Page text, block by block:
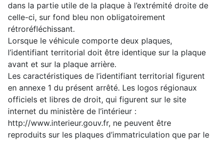
dans la partie utile de la plaque à l’extrémité droite de
celle-ci, sur fond bleu non obligatoirement
rétroréfléchissant.
Lorsque le véhicule comporte deux plaques,
l’identifiant territorial doit être identique sur la plaque
avant et sur la plaque arrière.
Les caractéristiques de l’identifiant territorial figurent
en annexe 1 du présent arrêté. Les logos régionaux
officiels et libres de droit, qui figurent sur le site
internet du ministère de l’intérieur :
http://www.interieur.gouv.fr, ne peuvent être
reproduits sur les plaques d’immatriculation que par le